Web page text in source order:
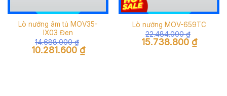
Lò nướng âm tủ MOV35-
IX03 Đen
14.688.000₫
Giá
gốc
10.281.600 ₫Giá
hiện
Lò nướng MOV-659TC
22.484.000₫
Giá
gốc
15.738.800 ₫Giá
hiện